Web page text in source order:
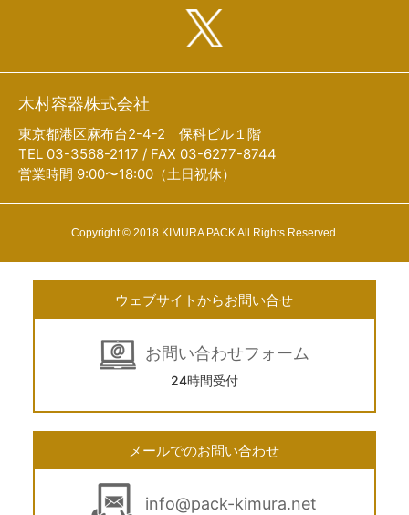
木村容器株式会社
東京都港区麻布台2-4-2 保科ビル１階
TEL 03-3568-2117 / FAX 03-6277-8744
営業時間 9:00〜18:00（土日祝休）
Copyright © 2018 KIMURA PACK All Rights Reserved.
ウェブサイトからお問い合せ
お問い合わせフォーム
24時間受付
メールでのお問い合わせ
info@pack-kimura.net